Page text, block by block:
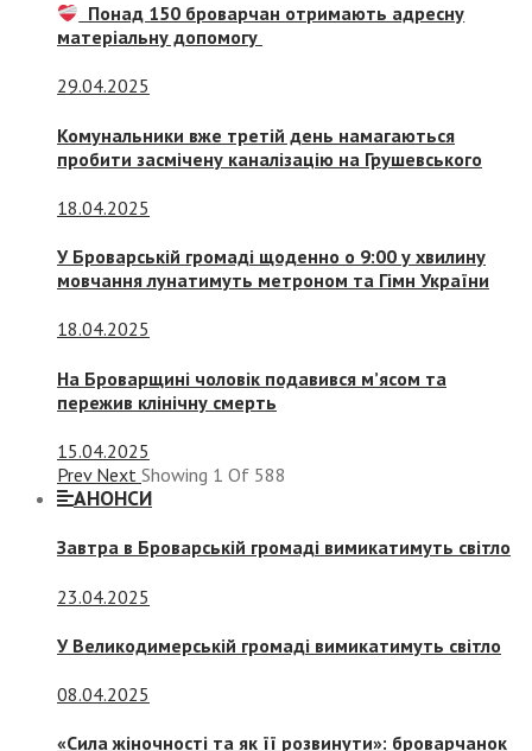
Понад 150 броварчан отримають адресну
матеріальну допомогу
29.04.2025
Комунальники вже третій день намагаються
пробити засмічену каналізацію на Грушевського
18.04.2025
У Броварській громаді щоденно о 9:00 у хвилину
мовчання лунатимуть метроном та Гімн України
18.04.2025
На Броварщині чоловік подавився м’ясом та
пережив клінічну смерть
15.04.2025
Prev Next Showing 1 Of 588
АНОНСИ
Завтра в Броварській громаді вимикатимуть світло
23.04.2025
У Великодимерській громаді вимикатимуть світло
08.04.2025
«Сила жіночності та як її розвинути»: броварчанок